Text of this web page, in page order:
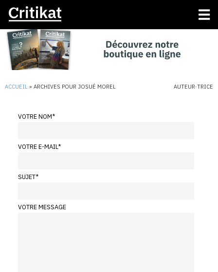
ACCUEIL » ARCHIVES POUR JOSUÉ MOREL AUTEUR·TRICE
VOTRE NOM*
VOTRE E-MAIL*
SUJET*
VOTRE MESSAGE